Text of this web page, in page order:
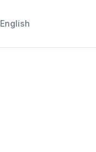
English